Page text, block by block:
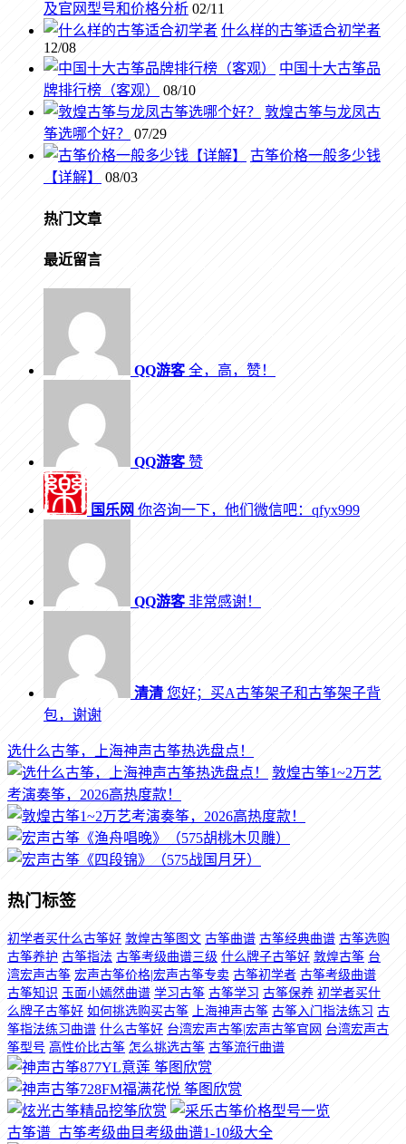
及官网型号和价格分析 02/11
什么样的古筝适合初学者
12/08
中国十大古筝品
牌排行榜（客观）
08/10
敦煌古筝与龙凤古
筝选哪个好？
07/29
古筝价格一般多少钱
【详解】
08/03
热门文章
最近留言
QQ游客全，高，赞！
QQ游客赞
国乐网 你咨询一下，他们微信吧：qfyx999
QQ游客非常感谢！
清清 您好；买A古筝架子和古筝架子背
包，谢谢
选什么古筝，上海神声古筝热选盘点！
敦煌古筝1~2万艺
考演奏筝，2026高热度款！
热门标签
初学者买什么古筝好 敦煌古筝图文 古筝曲谱 古筝经典曲谱 古筝选购
古筝养护 古筝指法 古筝考级曲谱三级 什么牌子古筝好 敦煌古筝 台
湾宏声古筝 宏声古筝价格|宏声古筝专卖 古筝初学者 古筝考级曲谱
古筝知识 玉面小嫣然曲谱 学习古筝 古筝学习 古筝保养 初学者买什
么牌子古筝好 如何挑选购买古筝 上海神声古筝 古筝入门指法练习 古
筝指法练习曲谱 什么古筝好 台湾宏声古筝|宏声古筝官网 台湾宏声古
筝型号 高性价比古筝 怎么挑选古筝 古筝流行曲谱
古筝谱_古筝考级曲目考级曲谱1-10级大全